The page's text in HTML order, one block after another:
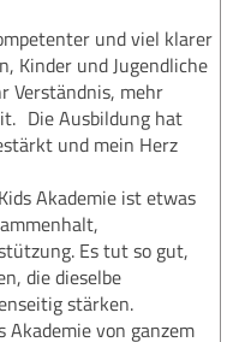
und viel klarer
Kinder und Jugendliche
Verständnis, mehr
Die Ausbildung hat
und mein Herz
Akademie ist etwas
Es tut so gut,
die dieselbe
stärken.
Akademie von ganzem